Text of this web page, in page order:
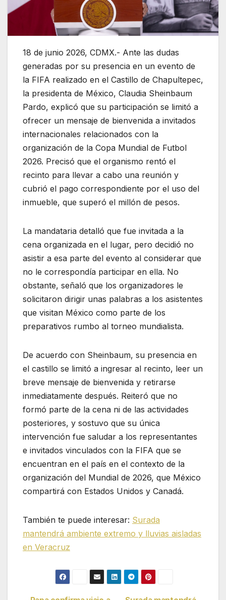
18 de junio 2026, CDMX.- Ante las dudas
generadas por su presencia en un evento de
la FIFA realizado en el Castillo de Chapultepec,
la presidenta de México, Claudia Sheinbaum
Pardo, explicó que su participación se limitó a
ofrecer un mensaje de bienvenida a invitados
internacionales relacionados con la
organización de la Copa Mundial de Futbol
2026. Precisó que el organismo rentó el
recinto para llevar a cabo una reunión y
cubrió el pago correspondiente por el uso del
inmueble, que superó el millón de pesos.
La mandataria detalló que fue invitada a la
cena organizada en el lugar, pero decidió no
asistir a esa parte del evento al considerar que
no le correspondía participar en ella. No
obstante, señaló que los organizadores le
solicitaron dirigir unas palabras a los asistentes
que visitan México como parte de los
preparativos rumbo al torneo mundialista.
De acuerdo con Sheinbaum, su presencia en
el castillo se limitó a ingresar al recinto, leer un
breve mensaje de bienvenida y retirarse
inmediatamente después. Reiteró que no
formó parte de la cena ni de las actividades
posteriores, y sostuvo que su única
intervención fue saludar a los representantes
e invitados vinculados con la FIFA que se
encuentran en el país en el contexto de la
organización del Mundial de 2026, que México
compartirá con Estados Unidos y Canadá.
También te puede interesar: Surada
mantendrá ambiente extremo y lluvias aisladas
en Veracruz